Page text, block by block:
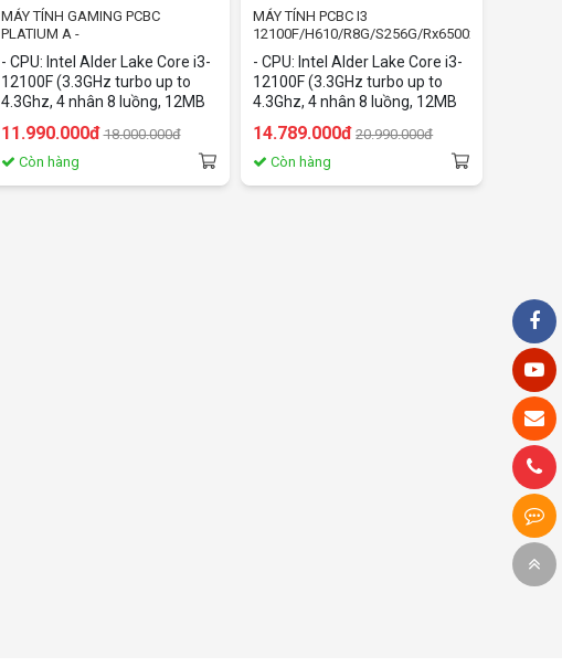
MÁY TÍNH GAMING PCBC
PLATIUM A -
- CPU: Intel Alder Lake Core i3-
12100F (3.3GHz turbo up to
4.3Ghz, 4 nhân 8 luồng, 12MB
256Gb PCIe NVMe - VGA:
GTX1650 4GB - OS: Dos - Lưu ý:
11.990.000đ 18.000.000đ
Còn hàng
MÁY TÍNH PCBC I3
12100F/H610/R8G/S256G/Rx6500xt
- CPU: Intel Alder Lake Core i3-
12100F (3.3GHz turbo up to
4.3Ghz, 4 nhân 8 luồng, 12MB
256Gb PCIe NVMe - VGA:
RX6500xt 4GB - OS: Dos - Lưu
14.789.000đ 20.990.000đ
Còn hàng